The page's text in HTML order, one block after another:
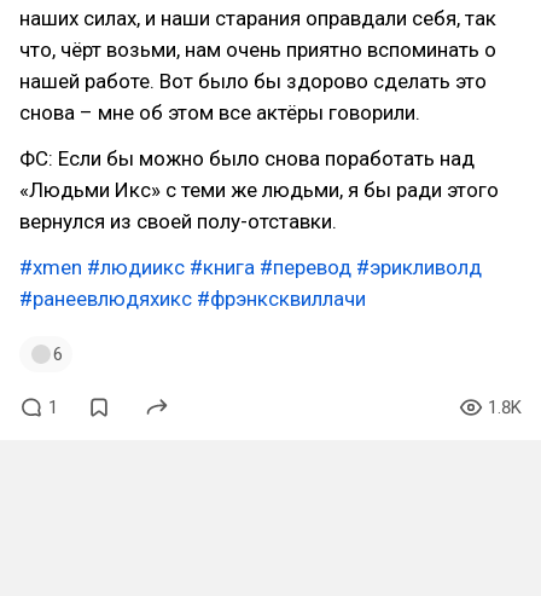
наших силах, и наши старания оправдали себя, так
что, чёрт возьми, нам очень приятно вспоминать о
нашей работе. Вот было бы здорово сделать это
снова – мне об этом все актёры говорили.
ФС: Если бы можно было снова поработать над
«Людьми Икс» с теми же людьми, я бы ради этого
вернулся из своей полу-отставки.
#xmen #людиикс #книга #перевод #эрикливолд
#ранеевлюдяхикс #фрэнксквиллачи
6
1 1.8K